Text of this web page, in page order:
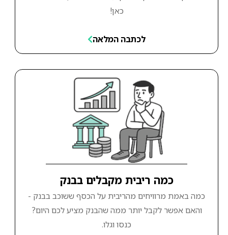
כאן!
לכתבה המלאה
כמה ריבית מקבלים בבנק
כמה באמת מרוויחים מהריבית על הכסף ששוכב בבנק -
והאם אפשר לקבל יותר ממה שהבנק מציע לכם היום?
כנסו וגלו.